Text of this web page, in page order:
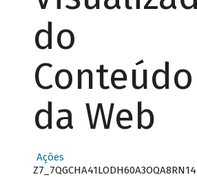
do
Conteúdo
da Web
Ações